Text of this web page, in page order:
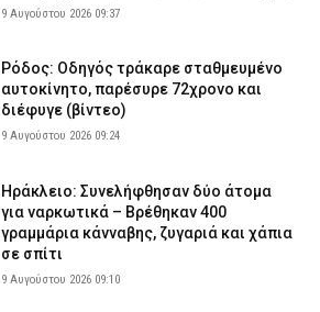
9 Αυγούστου 2026 09:37
Ρόδος: Οδηγός τράκαρε σταθμευμένο
αυτοκίνητο, παρέσυρε 72χρονο και
διέφυγε (βίντεο)
9 Αυγούστου 2026 09:24
Ηράκλειο: Συνελήφθησαν δύο άτομα
για ναρκωτικά – Βρέθηκαν 400
γραμμάρια κάνναβης, ζυγαριά και χάπια
σε σπίτι
9 Αυγούστου 2026 09:10